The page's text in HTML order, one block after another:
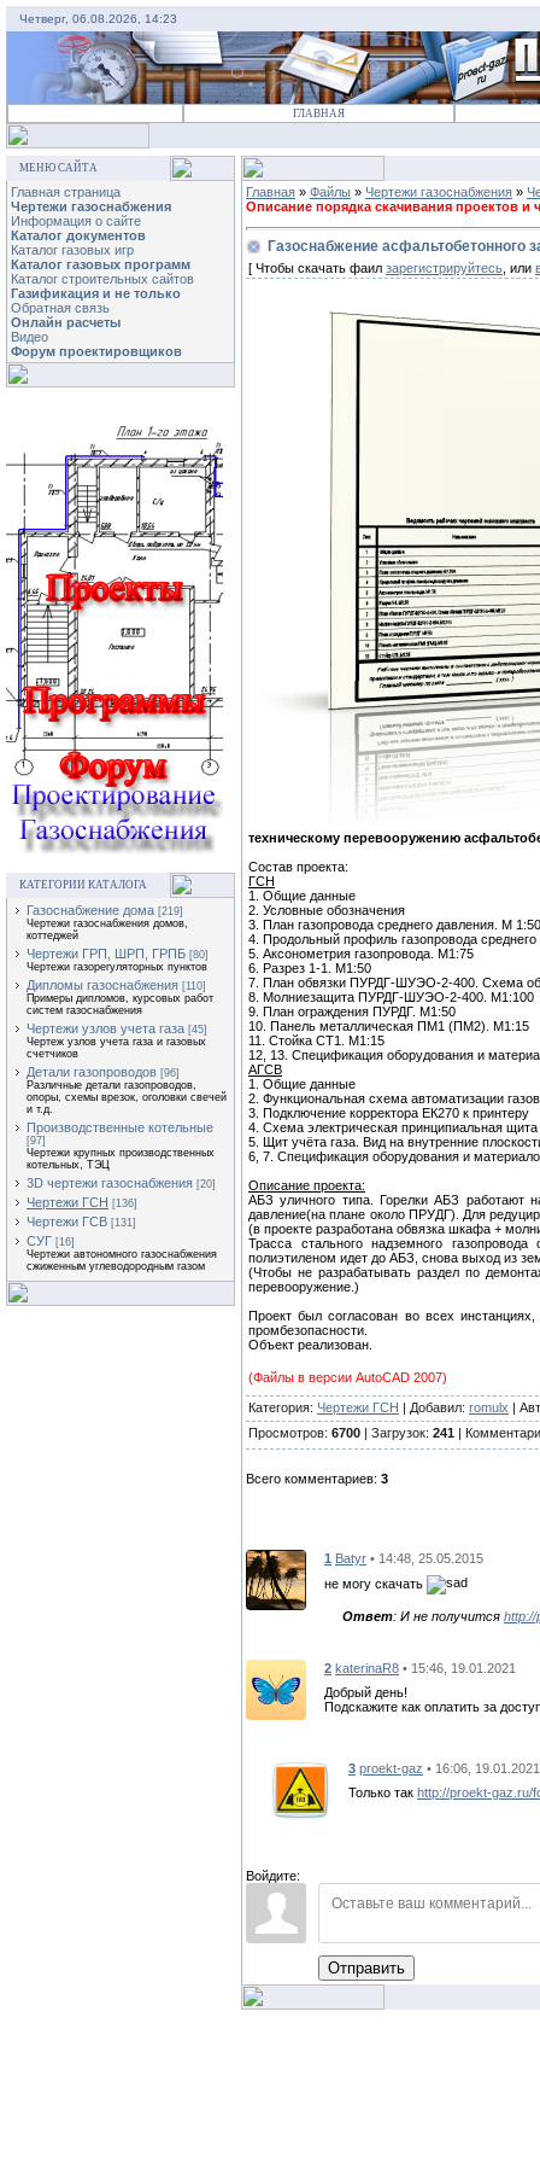
Четверг, 06.08.2026, 14:23
ГЛАВНАЯ
МЕНЮ САЙТА
Главная страница
Чертежи газоснабжения
Информация о сайте
Каталог документов
Каталог газовых игр
Каталог газовых программ
Каталог строительных сайтов
Газификация и не только
Обратная связь
Онлайн расчеты
Видео
Форум проектировщиков
КАТЕГОРИИ КАТАЛОГА
Газоснабжение дома [219]
Чертежи газоснабжения домов,
коттеджей
Чертежи ГРП, ШРП, ГРПБ [80]
Чертежи газорегуляторных пунктов
Дипломы газоснабжения [110]
Примеры дипломов, курсовых работ
систем газоснабжения
Чертежи узлов учета газа [45]
Чертеж узлов учета газа и газовых
счетчиков
Детали газопроводов [96]
Различные детали газопроводов,
опоры, схемы врезок, оголовки свечей
и т.д.
Производственные котельные
[97]
Чертежи крупных производственных
котельных, ТЭЦ
3D чертежи газоснабжения [20]
Чертежи ГСН [136]
Чертежи ГСВ [131]
СУГ [16]
Чертежи автономного газоснабжения
сжиженным углеводородным газом
Главная » Файлы » Чертежи газоснабжения »
Описание порядка скачивания проектов и
Газоснабжение асфальтобетонного
[ Чтобы скачать фаил зарегистрируйтесь , или
техническому перевооружению
Состав проекта:
ГСН
1. Общие данные
2. Условные обозначения
3. План газопровода среднего давления. М
4. Продольный профиль газопровода среднего
5. Аксонометрия газопровода. М1:75
6. Разрез 1-1. М1:50
7. План обвязки ПУРДГ-ШУЭО-2-400. Схема
8. Молниезащита ПУРДГ-ШУЭО-2-400. М1:100
9. План ограждения ПУРДГ. М1:50
10. Панель металлическая ПМ1 (ПМ2). М1:15
11. Стойка СТ1. М1:15
12, 13. Спецификация оборудования и
АГСВ
1. Общие данные
2. Функциональная схема автоматизации
3. Подключение корректора ЕК270 к принтеру
4. Схема электрическая принципиальная щита
5. Щит учёта газа. Вид на внутренние
6, 7. Спецификация оборудования и
Описание проекта:
АБЗ уличного типа. Горелки АБЗ работают
давление(на плане около ПРУДГ). Для
(в проекте разработана обвязка шкафа +
Трасса стального надземного
полиэтиленом идет до АБЗ, снова выход из
(Чтобы не разрабатывать раздел по
перевооружение.)
Проект был согласован во всех
промбезопасности.
Объект реализован.
(Файлы в версии AutoCAD 2007)
Категория: Чертежи ГСН | Добавил: romulx |
Просмотров: 6700 | Загрузок: 241 |
Всего комментариев: 3
1 Batyr • 14:48, 25.05.2015
не могу скачать
Ответ: И не получится http://
2 katerinaR8 • 15:46, 19.01.2021
Добрый день!
Подскажите как оплатить за
3 proekt-gaz • 16:06, 19.01.2021
Только так http://proekt-gaz.ru/
Войдите:
Отправить